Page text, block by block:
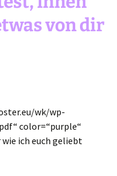
von dir
wk/wp-
color=“purple“
ich euch geliebt